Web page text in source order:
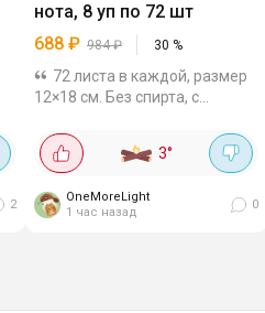
2
нота, 8 уп по 72 шт
688 ₽ 984₽ 30 %
72 листа в каждой, размер
12×18 см. Без спирта, с
Можно смывать в унитаз в
отличии от обычных влажных
за 14 дней и...
3°
OneMoreLight
1 час назад
0